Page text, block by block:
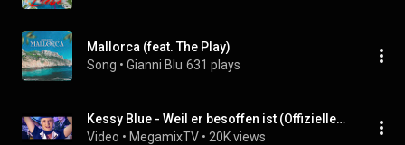
Mallorca (feat. The Play)
Song • Gianni Blu 631 plays
Kessy Blue - Weil er besoffen ist (Offizielles Musikvideo)
Video • MegamixTV • 20K views